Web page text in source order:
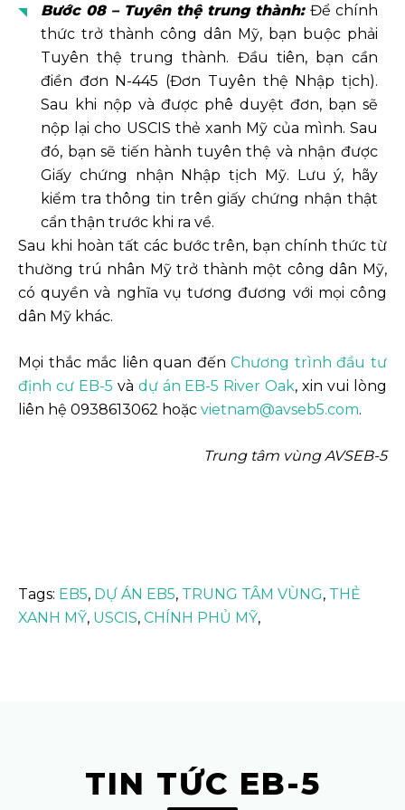
Bước 08 – Tuyên thệ trung thành: Để chính
thức trở thành công dân Mỹ, bạn buộc phải
Tuyên thệ trung thành. Đầu tiên, bạn cần
điền đơn N-445 (Đơn Tuyên thệ Nhập tịch).
Sau khi nộp và được phê duyệt đơn, bạn sẽ
nộp lại cho USCIS thẻ xanh Mỹ của mình. Sau
đó, bạn sẽ tiến hành tuyên thệ và nhận được
Giấy chứng nhận Nhập tịch Mỹ. Lưu ý, hãy
kiểm tra thông tin trên giấy chứng nhận thật
cẩn thận trước khi ra về.
Sau khi hoàn tất các bước trên, bạn chính thức từ
thường trú nhân Mỹ trở thành một công dân Mỹ,
có quyền và nghĩa vụ tương đương với mọi công
dân Mỹ khác.
Mọi thắc mắc liên quan đếnChương trình đầu tư
định cư EB-5 và dự án EB-5 River Oak, xin vui lòng
liên hệ 0938613062 hoặc vietnam@avseb5.com.
Trung tâm vùng AVSEB-5
Tags: EB5, DỰ ÁN EB5, TRUNG TÂM VÙNG, THẺ
XANH MỸ, USCIS, CHÍNH PHỦ MỸ,
TIN TỨC EB-5